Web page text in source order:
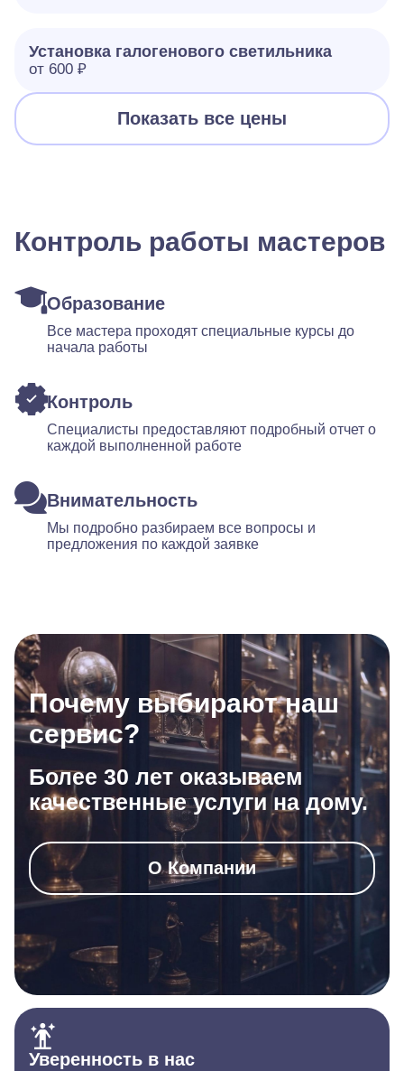
Установка галогенового светильника
от 600 ₽
Показать все цены
Контроль работы мастеров
Образование
Все мастера проходят специальные курсы до
начала работы
Контроль
Специалисты предоставляют подробный отчет о
каждой выполненной работе
Внимательность
Мы подробно разбираем все вопросы и
предложения по каждой заявке
Почему выбирают наш
сервис?
Более 30 лет оказываем
качественные услуги на дому.
О Компании
Уверенность в нас